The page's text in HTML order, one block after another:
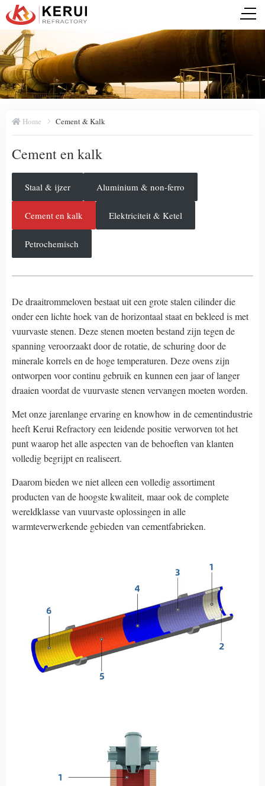
Home Cement & Kalk
Cement en kalk
Staal & ijzer Aluminium & non-ferro
Cement en kalk Elektriciteit & Ketel
Petrochemisch
De draaitrommeloven bestaat uit een grote stalen cilinder die
onder een lichte hoek van de horizontaal staat en bekleed is met
vuurvaste stenen. Deze stenen moeten bestand zijn tegen de
spanning veroorzaakt door de rotatie, de schuring door de
minerale korrels en de hoge temperaturen. Deze ovens zijn
ontworpen voor continu gebruik en kunnen een jaar of langer
draaien voordat de vuurvaste stenen vervangen moeten worden.
Met onze jarenlange ervaring en knowhow in de cementindustrie
heeft Kerui Refractory een leidende positie verworven tot het
punt waarop het alle aspecten van de behoeften van klanten
volledig begrijpt en realiseert.
Daarom bieden we niet alleen een volledig assortiment
producten van de hoogste kwaliteit, maar ook de complete
wereldklasse van vuurvaste oplossingen in alle
warmteverwerkende gebieden van cementfabrieken.